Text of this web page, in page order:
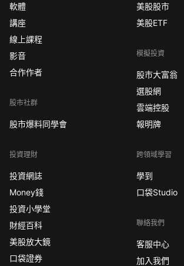
軟體
講座
線上課程
影音
合作作者
股市社群
股市爆料同學會
投資理財
投資網誌
Money錢
投資小學堂
財經百科
美股放大鏡
口袋證券
美股股市
美股ETF
模擬投資
股市大富翁
選股網
雲端控股
報明牌
跨領域學習
學到
口袋Studio
聯絡我們
客服中心
加入我們